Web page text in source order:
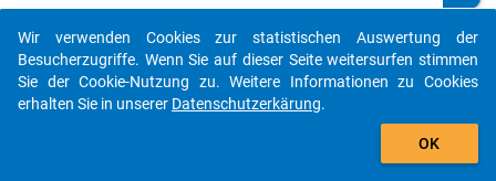
-
zw
eit
auto_stories
add_shopping_cart
Wir verwenden Cookies zur statistischen Auswertung der
Besucherzugriffe. Wenn Sie auf dieser Seite weitersurfen stimmen
Sie der Cookie-Nutzung zu. Weitere Informationen zu Cookies
erhalten Sie in unserer Datenschutzerkärung.
OK